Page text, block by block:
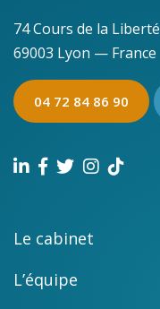
74 Cours de la Liberté
69003 Lyon — France
04 72 84 86 90
Le cabinet
L’équipe